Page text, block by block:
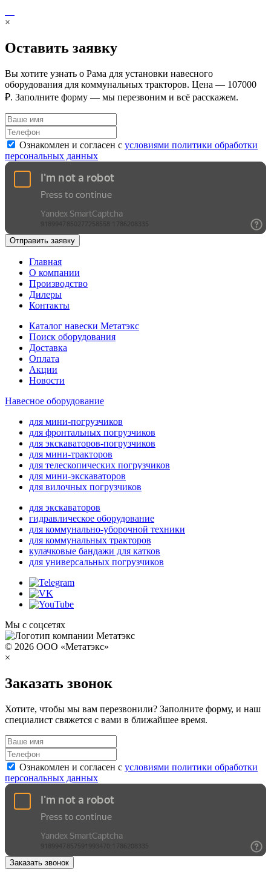
×
Оставить заявку
Вы хотите узнать о Рама для установки навесного
оборудования для коммунальных тракторов. Цена — 107000
₽. Заполните форму — мы перезвоним и всё расскажем.
Ознакомлен и согласен с условиями политики обработки
персональных данных
Отправить заявку
Главная
О компании
Производство
Дилеры
Контакты
Каталог навески Метатэкс
Поиск оборудования
Доставка
Оплата
Акции
Новости
Навесное оборудование
для мини-погрузчиков
для фронтальных погрузчиков
для экскаваторов-погрузчиков
для мини-тракторов
для телескопических погрузчиков
для мини-экскаваторов
для вилочных погрузчиков
для экскаваторов
гидравлическое оборудование
для коммунально-уборочной техники
для коммунальных тракторов
кулачковые бандажи для катков
для универсальных погрузчиков
Мы с соцсетях
© 2026 ООО «Метатэкс»
×
Заказать звонок
Хотите, чтобы мы вам перезвонили? Заполните форму, и наш
специалист свяжется с вами в ближайшее время.
Ознакомлен и согласен с условиями политики обработки
персональных данных
Заказать звонок